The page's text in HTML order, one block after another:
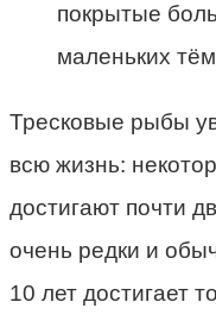
покрытые
маленьких
Тресковые рыбы
всю жизнь:
достигают почти
очень редки и
10 лет достигает